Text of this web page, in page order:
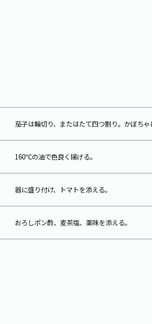
茄子は輪切り、またはたて四つ割り。かぼち
160℃の油で色良く揚げる。
器に盛り付け、トマトを添える。
おろしポン酢、麦茶塩、薬味を添える。